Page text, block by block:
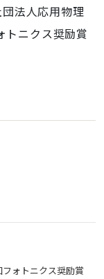
法人応用物理
トニクス奨励賞
ォトニクス奨励賞